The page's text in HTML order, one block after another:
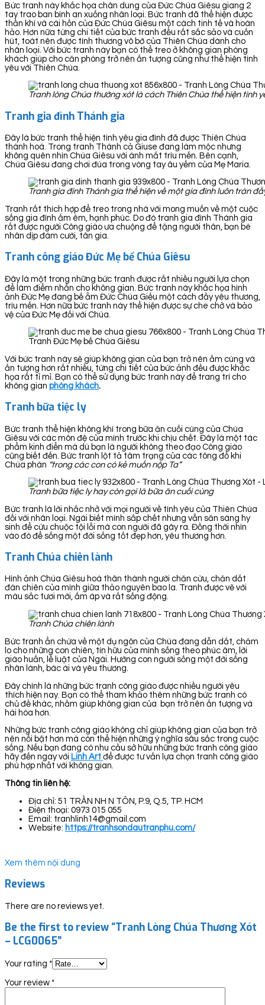
Bức tranh này khắc họa chân dung của Đức Chúa Giêsu giang 2
tay trao ban bình an xuống nhân loại. Bức tranh đã thể hiện được
thần khí và cái hồn của Đức Chúa Giêsu một cách tinh tế và hoàn
hảo. Hơn nữa từng chi tiết của bức tranh đều rất sắc sảo và cuốn
hút, toát nên được tình thương vô bờ của Thiên Chúa dành cho
nhân loại. Với bức tranh này bạn có thể treo ở không gian phòng
khách giúp cho căn phòng trở nên ấn tượng cũng như thể hiện tình
yêu với Thiên Chúa.
Tranh lòng Chúa thường xót là cách Thiên Chúa thể hiện tình
Tranh gia đình Thánh gia
Đây là bức tranh thể hiện tình yêu gia đình đã được Thiên Chúa
thánh hoá. Trong tranh Thánh cả Giuse đang làm mộc nhưng
không quên nhìn Chúa Giêsu với ánh mắt trìu mến. Bên cạnh,
Chúa Giêsu đang chơi đùa trong vòng tay âu yếm của Mẹ Maria.
Tranh gia đình Thánh gia thể hiện về một gia đình luôn tràn
Tranh rất thích hợp để treo trong nhà với mong muốn về một cuộc
sống gia đình ấm êm, hạnh phúc. Do đó tranh gia đình Thánh gia
rất được người Công giáo ưa chuộng để tặng người thân, bạn bè
nhân dịp đám cưới, tân gia.
Tranh công giáo Đức Mẹ bế Chúa Giêsu
Đây là một trong những bức tranh được rất nhiều người lựa chọn
để làm điểm nhấn cho không gian. Bức tranh này khắc họa hình
ảnh Đức Mẹ đang bế ẵm Đức Chúa Giếu một cách đầy yêu thương,
trìu mến. Hơn nữa bức tranh này thể hiện được sự che chở và bảo
vệ của Đức Mẹ đối với Chúa.
Tranh Đức Mẹ bế Chúa Giêsu
Với bức tranh này sẽ giúp không gian của bạn trở nên ấm cúng và
ấn tượng hơn rất nhiều, từng chi tiết của bức ảnh đều được khắc
họa rất tỉ mỉ. Bạn có thể sử dụng bức tranh này để trang trí cho
không gian phòng khách.
Tranh bữa tiệc ly
Bức tranh thể hiện không khí trong bữa ăn cuối cùng của Chúa
Giêsu với các môn đệ của mình trước khi chịu chết. Đây là một tác
phẩm kinh điển mà dù bạn là người không theo đạo Công giáo
cũng biết đến. Bức tranh lột tả tâm trạng của các tông đồ khi
Chúa phán “trong các con có kẻ muốn nộp Ta”
Tranh bữa tiệc ly hay còn gọi là bữa ăn cuối cùng
Bức tranh là lời nhắc nhở với mọi người về tình yêu của Thiên Chúa
đối với nhân loại. Ngài biết mình sắp chết nhưng vẫn săn sàng hy
sinh để cứu chuộc tội lỗi mà con người đã gây ra. Đồng thời nhìn
vào đó để sống một đời sống tốt đẹp hơn, yêu thương hơn.
Tranh Chúa chiên lành
Hình ảnh Chúa Giêsu hoá thân thành người chăn cừu, chăn dắt
đàn chiên của mình giữa thảo nguyên bao la. Tranh được vẽ với
màu sắc tươi mới, ấm áp và rất sống động.
Tranh Chúa chiên lành
Bức tranh ẩn chứa về một dụ ngôn của Chúa đang dẫn dắt, chăm
lo cho những con chiên, tín hữu của mình sống theo phúc âm, lời
giáo huấn, lề luật của Ngài. Hướng con người sống một đời sống
nhân lành, bác ái và yêu thương.
Đây chính là những bức tranh công giáo được nhiều người yêu
thích hiện nay. Bạn có thể tham khảo thêm những bức tranh có
chủ đề khác, nhằm giúp không gian của bạn trở nên ấn tượng và
hài hòa hơn.
Những bức tranh công giáo không chỉ giúp không gian của bạn trở
nên nổi bật hơn mà còn thể hiện những ý nghĩa sâu sắc trong cuộc
sống. Nếu bạn đang có nhu cầu sở hữu những bức tranh công giáo
hãy đến ngay với Linh Art để được tư vấn lựa chọn tranh công giáo
phù hợp nhất với không gian.
Thông tin liên hệ:
Địa chỉ: 51 TRẦN NH N TÔN, P.9, Q.5, TP. HCM
Điện thoại: 0973 015 055
Email: tranhlinh14@gmail.com
Website: https://tranhsondautranphu.com/
Xem thêm nội dung
Reviews
There are no reviews yet.
Be the first to review “Tranh Lòng Chúa Thương Xót
– LCG0065”
Your rating *
Your review *